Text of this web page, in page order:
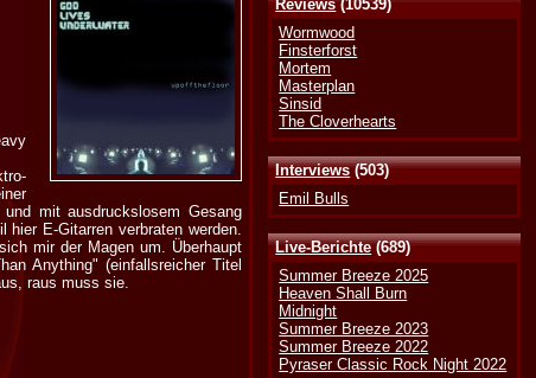
Reviews(10539)
Wormwood
Finsterforst
Mortem
Masterplan
Sinsid
The Cloverhearts
Interviews(503)
Emil Bulls
Live-Berichte(689)
Summer Breeze 2025
Heaven Shall Burn
Midnight
Summer Breeze 2023
Summer Breeze 2022
Pyraser Classic Rock Night 2022
mit ausdruckslosem Gesang
E-Gitarren verbraten werden.
mir der Magen um. Überhaupt
Anything" (einfallsreicher Titel
raus muss sie.